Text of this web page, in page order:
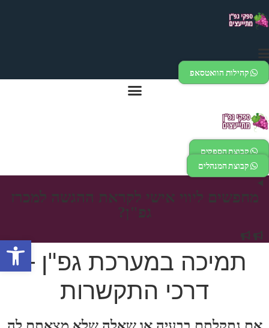
לתוכן
קהילות הוואטסאפ
קבוצת הספקים
קבוצת המנהלים
מחפשים ליווי אישי לקראת ההגשה למכרז
גפ"ן?
תמיכה במערכת גפ"ן –
דרכי התקשרות